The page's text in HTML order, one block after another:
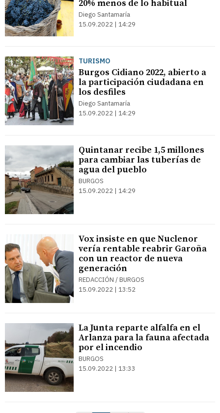
20% menos de lo habitual
Diego Santamaría
15.09.2022 | 14:29
TURISMO
Burgos Cidiano 2022, abierto a
la participación ciudadana en
los desfiles
Diego Santamaría
15.09.2022 | 14:29
Quintanar recibe 1,5 millones
para cambiar las tuberías de
agua del pueblo
BURGOS
15.09.2022 | 14:29
Vox insiste en que Nuclenor
vería rentable reabrir Garoña
con un reactor de nueva
generación
REDACCIÓN / BURGOS
15.09.2022 | 13:52
La Junta reparte alfalfa en el
Arlanza para la fauna afectada
por el incendio
BURGOS
15.09.2022 | 13:33